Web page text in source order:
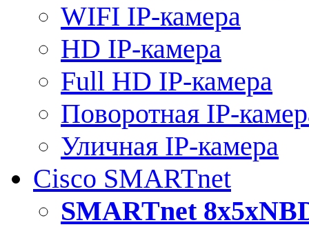
WIFI IP-камера
HD IP-камера
Full HD IP-камера
Поворотная IP-
Уличная IP-камера
Cisco SMARTnet
SMARTnet